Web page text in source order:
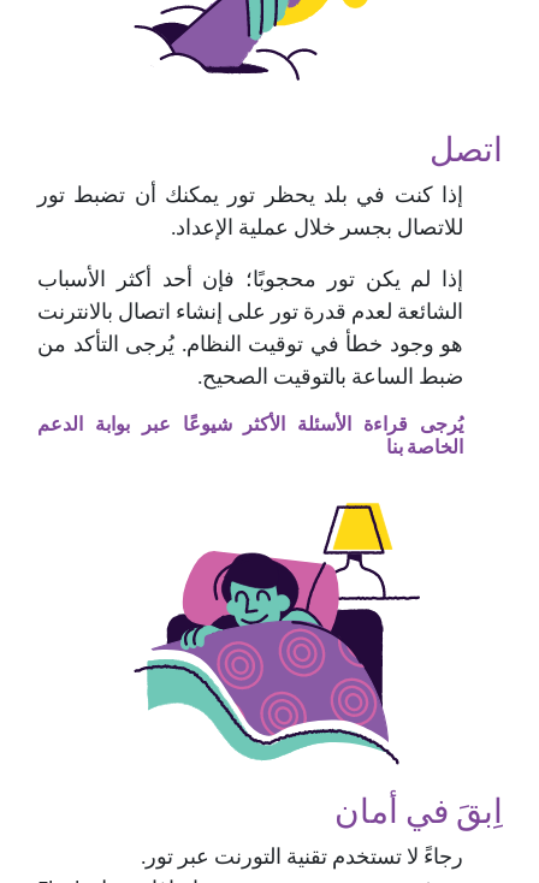
اتصل
إذا كنت في بلد يحظر تور يمكنك أن تضبط تور
للاتصال بجسر خلال عملية الإعداد.
إذا لم يكن تور محجوبًا؛ فإن أحد أكثر الأسباب
الشائعة لعدم قدرة تور على إنشاء اتصال بالانترنت
هو وجود خطأ في توقيت النظام. يُرجى التأكد من
ضبط الساعة بالتوقيت الصحيح.
يُرجى قراءة الأسئلة الأكثر شيوعًا عبر بوابة الدعم
الخاصة بنا
اِبقَ في أمان
رجاءً لا تستخدم تقنية التورنت عبر تور.